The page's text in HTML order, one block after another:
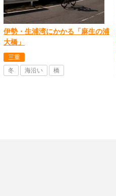
伊勢・生浦湾にかかる「麻生の浦
大橋」
三重
冬
海沿い 橋